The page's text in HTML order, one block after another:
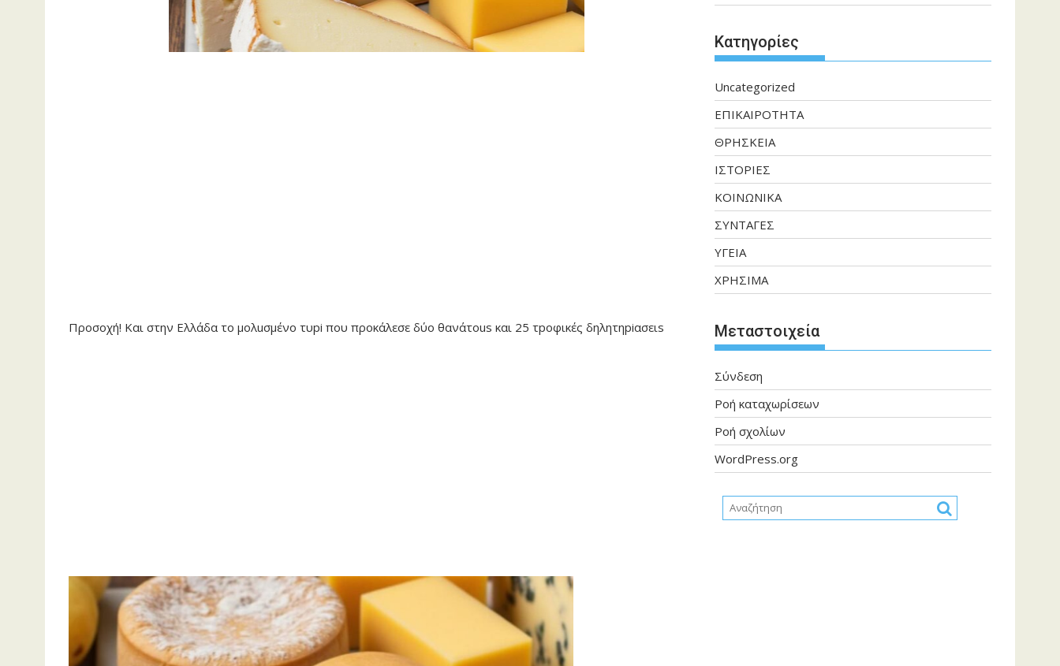
Προσοχή! Και στην Ελλάδα το μολuσμένο τυpi που προκάλεσε δύο θανάτous και 25 τpοφικές δηλητηpiασειs
Kατηγορίες
Uncategorized
ΕΠΙΚΑΙΡΟΤΗΤΑ
ΘΡΗΣΚΕΙΑ
ΙΣΤΟΡΙΕΣ
ΚΟΙΝΩΝΙΚΑ
ΣΥΝΤΑΓΕΣ
ΥΓΕΙΑ
ΧΡΗΣΙΜΑ
Μεταστοιχεία
Σύνδεση
Ροή καταχωρίσεων
Ροή σχολίων
WordPress.org